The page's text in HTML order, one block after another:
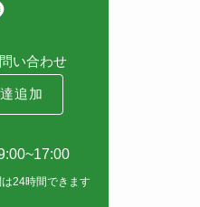
い合わせ
追加
24時間できます